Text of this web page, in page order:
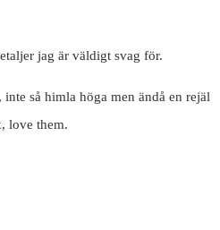
jag är väldigt svag för.
så himla höga men ändå en rejäl
love them.